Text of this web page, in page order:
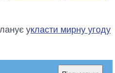
укласти мирну угоду